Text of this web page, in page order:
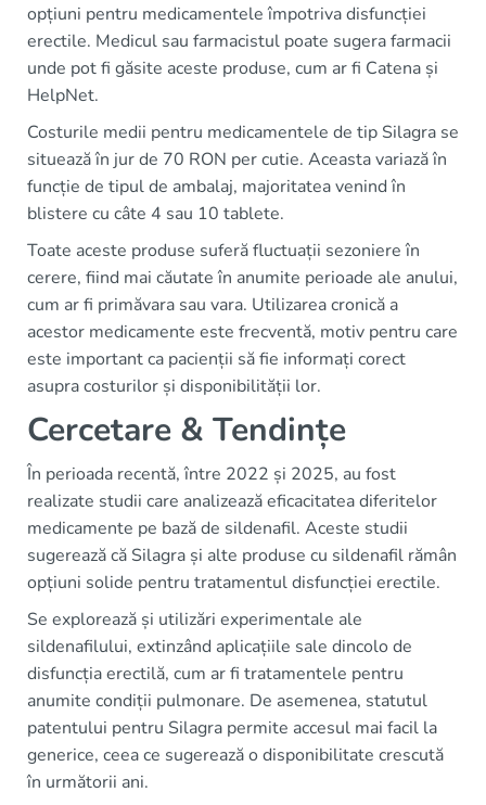
opțiuni pentru medicamentele împotriva disfuncției
erectile. Medicul sau farmacistul poate sugera farmacii
unde pot fi găsite aceste produse, cum ar fi Catena și
HelpNet.
Costurile medii pentru medicamentele de tip Silagra se
situează în jur de 70 RON per cutie. Aceasta variază în
funcție de tipul de ambalaj, majoritatea venind în
blistere cu câte 4 sau 10 tablete.
Toate aceste produse suferă fluctuații sezoniere în
cerere, fiind mai căutate în anumite perioade ale anului,
cum ar fi primăvara sau vara. Utilizarea cronică a
acestor medicamente este frecventă, motiv pentru care
este important ca pacienții să fie informați corect
asupra costurilor și disponibilității lor.
Cercetare & Tendințe
În perioada recentă, între 2022 și 2025, au fost
realizate studii care analizează eficacitatea diferitelor
medicamente pe bază de sildenafil. Aceste studii
sugerează că Silagra și alte produse cu sildenafil rămân
opțiuni solide pentru tratamentul disfuncției erectile.
Se explorează și utilizări experimentale ale
sildenafilului, extinzând aplicațiile sale dincolo de
disfuncția erectilă, cum ar fi tratamentele pentru
anumite condiții pulmonare. De asemenea, statutul
patentului pentru Silagra permite accesul mai facil la
generice, ceea ce sugerează o disponibilitate crescută
în următorii ani.